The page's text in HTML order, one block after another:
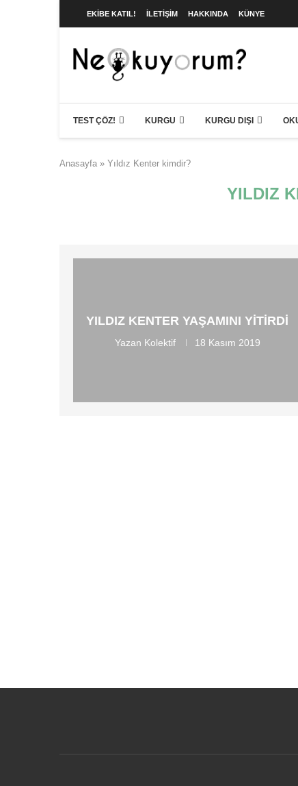
EKIBE KATIL! İLETIŞIM HAKKINDA KÜNYE
TEST ÇÖZ! KURGU KURGU DIŞI
Anasayfa » Yıldız Kenter kimdir?
YILDIZ
YILDIZ KENTER YAŞAMINI YITIRDI
Yazan Kolektif 18 Kasım 2019